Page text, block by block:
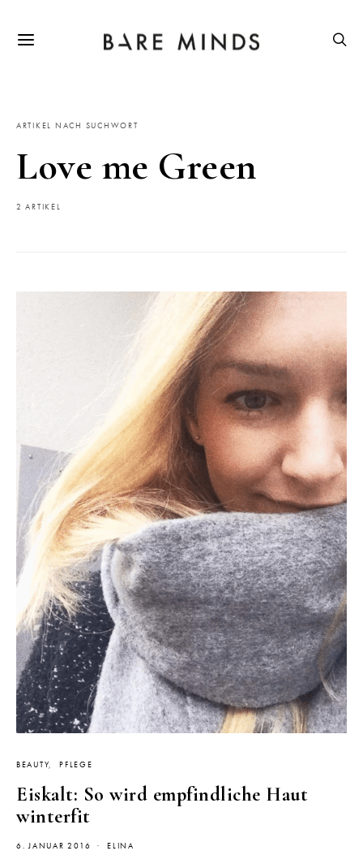
ARTIKEL NACH SUCHWORT
Love me Green
2 ARTIKEL
BEAUTY PFLEGE
Eiskalt: So wird empfindliche Haut
winterfit
6. JANUAR 2016 ELINA